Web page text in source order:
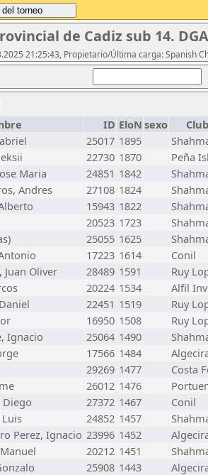
de Cadiz sub 14.
21:25:43, Propietario/Última carga: Spanish
ID EloN sexo
25017 1895
22730 1870
Peña
Maria 24851 1842
Andres 27108 1824
15943 1822
20523 1723
25055 1625
17223 1614
Conil
Juan Oliver 28489 1591
Ruy
20224 1534
Alfil
22451 1519
Ruy
16950 1508
Ruy
Ignacio 25064 1490
17566 1484
29269 1477
Costa
26012 1476
Diego 27372 1467
Conil
24852 1457
Perez, Ignacio 23996 1452
20212 1451
25908 1443